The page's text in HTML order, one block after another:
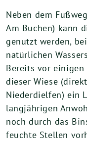
Neben dem
Am Buchen) kann
genutzt werden,
natürlichen
Bereits vor einigen
dieser Wiese
Niederdielfen) ein
langjährigen
noch durch das
feuchte Stellen